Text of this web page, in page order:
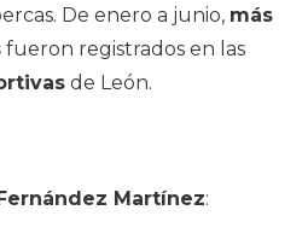
De enero a junio, más
fueron registrados en las
de León.
Martínez: